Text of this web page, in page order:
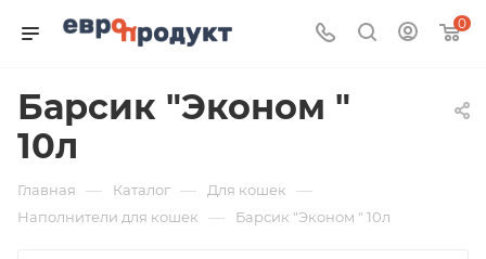
0
Барсик "Эконом "
10л
Главная — Каталог — Для кошек —
Наполнители для кошек — Барсик "Эконом " 10л